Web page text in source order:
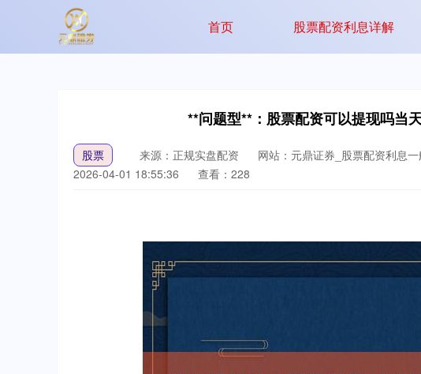
首页 股票配资利息详解
**问题型**：股票配资可以提现吗当
股票 来源：正规实盘配资 网站：元鼎证券_股票配资利息
2026-04-01 18:55:36
查看：228